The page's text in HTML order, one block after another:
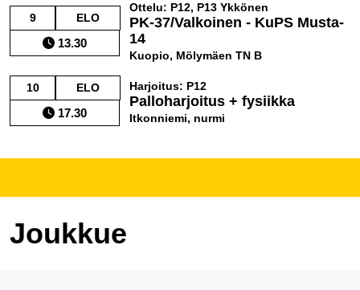
9 ELO
13.30
Ottelu: P12, P13 Ykkönen
PK-37/Valkoinen - KuPS Musta-
14
Kuopio, Mölymäen TN B
10 ELO
17.30
Harjoitus: P12
Palloharjoitus + fysiikka
Itkonniemi, nurmi
Joukkue